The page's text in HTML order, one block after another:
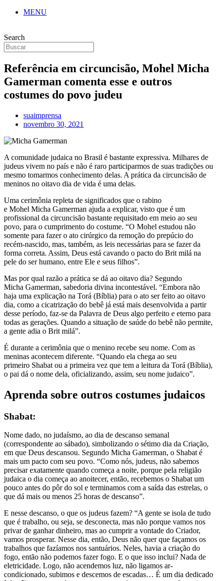
MENU
Search
Referência em circuncisão, Mohel Micha
Gamerman comenta esse e outros
costumes do povo judeu
suaimprensa
novembro 30, 2021
A comunidade judaica no Brasil é bastante expressiva. Milhares de
judeus vivem no país e não é raro participarmos de suas tradições ou
mesmo tomarmos conhecimento delas. A prática da circuncisão de
meninos no oitavo dia de vida é uma delas.
Uma cerimônia repleta de significados que o rabino
e Mohel Micha Gamerman ajuda a explicar, visto que é um
profissional da circuncisão bastante requisitado em meio ao seu
povo, para o cumprimento do costume. “O Mohel estudou não
somente para fazer o ato cirúrgico da remoção do prepúcio do
recém-nascido, mas, também, as leis necessárias para se fazer da
forma correta. Assim, Deus está cavando o pacto do Brit milá na
pele do ser humano, entre Ele e seus filhos”.
Mas por qual razão a prática se dá ao oitavo dia? Segundo
Micha Gamerman, sabedoria divina incontestável. “Embora não
haja uma explicação na Torá (Bíblia) para o ato ser feito ao oitavo
dia, como a cicatrização do bebê já está mais desenvolvida a partir
desse período, faz-se da Palavra de Deus algo perfeito e eterno para
todas as gerações. Quando a situação de saúde do bebê não permite,
a gente adia o Brit milá”.
É durante a cerimônia que o menino recebe seu nome. Com as
meninas acontecem diferente. “Quando ela chega ao seu
primeiro Shabat ou a primeira vez que tem a leitura da Torá (Bíblia),
o pai dá o nome dela, oficializando, assim, seu nome judaico”.
Aprenda sobre outros costumes judaicos
Shabat:
Nome dado, no judaísmo, ao dia de descanso semanal
(correspondente ao sábado), simbolizando o sétimo dia da Criação,
em que Deus descansou. Segundo Micha Gamerman, o Shabat é
mais um pacto com seu povo. “Como nós, judeus, não sabemos
precisar exatamente quando começa a noite, porque pela religião
judaica o dia começa ao anoitecer, então, recebemos o Shabat um
pouco antes do pôr do sol e terminamos com a saída das estrelas, o
que dá mais ou menos 25 horas de descanso”.
E nesse descanso, o que os judeus fazem? “A gente se isola de tudo
que é trabalho, ou seja, se desconecta, mas não porque vamos nos
privar de ganhar dinheiro, mas ao cumprir a vontade do Criador,
vamos prosperar. Nesse dia, então, Deus não quer que façamos os
trabalhos que fazíamos nos santuários. Neles, havia a criação do
fogo, então não podemos fazer fogo. E o que isso inclui? Nada de
eletricidade. Logo, não acendemos luz, não ligamos ar-
condicionado, subimos e descemos de escadas… É um dia dedicado